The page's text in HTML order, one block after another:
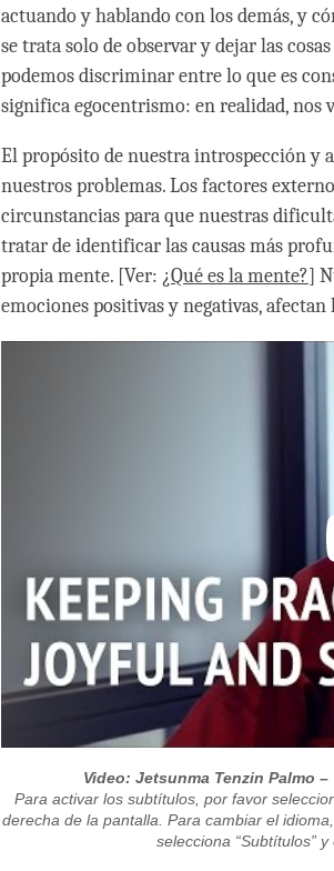
actuando y hablando con los demás, y
se trata solo de observar y dejar las
podemos discriminar entre lo que es
significa egocentrismo: en realidad, nos
El propósito de nuestra introspección y
nuestros problemas. Los factores
circunstancias para que nuestras
tratar de identificar las causas más
propia mente. [Ver: ¿Qué es la mente?]
emociones positivas y negativas,
Video: Jetsunma Tenzin Palmo
Para activar los subtítulos, por favor
derecha de la pantalla. Para cambiar el
selecciona “Subtítulos”